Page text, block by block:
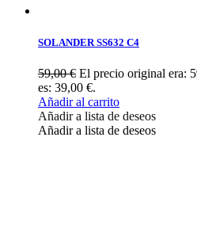
SOLANDER SS632 C4
59,00€ El precio original era:
es: 39,00 €.
Añadir al carrito
Añadir a lista de deseos
Añadir a lista de deseos